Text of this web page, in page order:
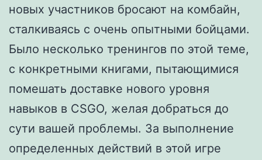
новых участников бросают на комбайн,
сталкиваясь с очень опытными бойцами.
Было несколько тренингов по этой теме,
с конкретными книгами, пытающимися
помешать доставке нового уровня
навыков в CSGO, желая добраться до
сути вашей проблемы. За выполнение
определенных действий в этой игре